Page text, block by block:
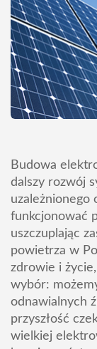
Budowa
dalszy rozwój
uzależnionego
funkcjonować
uszczuplając
powietrza w
zdrowie i
wybór:
odnawialnych
przyszłość
wielkiej